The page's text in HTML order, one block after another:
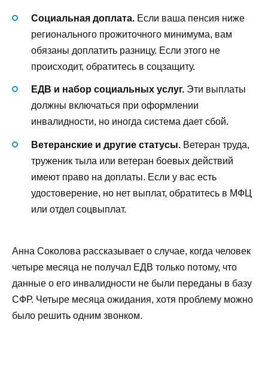
Социальная доплата. Если ваша пенсия ниже
регионального прожиточного минимума, вам
обязаны доплатить разницу. Если этого не
происходит, обратитесь в соцзащиту.
ЕДВ и набор социальных услуг. Эти выплаты
должны включаться при оформлении
инвалидности, но иногда система дает сбой.
Ветеранские и другие статусы. Ветеран труда,
труженик тыла или ветеран боевых действий
имеют право на доплаты. Если у вас есть
удостоверение, но нет выплат, обратитесь в МФЦ
или отдел соцвыплат.
Анна Соколова рассказывает о случае, когда человек
четыре месяца не получал ЕДВ только потому, что
данные о его инвалидности не были переданы в базу
СФР. Четыре месяца ожидания, хотя проблему можно
было решить одним звонком.